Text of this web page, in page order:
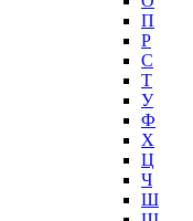
П
Р
С
Т
У
Ф
Х
Ц
Ч
Ш